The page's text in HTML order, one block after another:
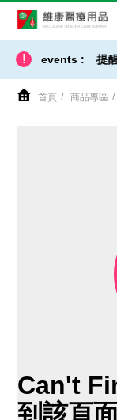
! events :
【 出貨 / 免運 - 小提
首頁 商品專區
Can't
到該頁